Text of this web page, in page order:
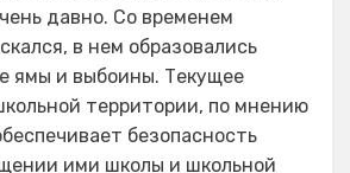
давно. Со временем
в нем образовались
ямы и выбоины. Текущее
территории, по мнению
безопасность
ими школы и школьной